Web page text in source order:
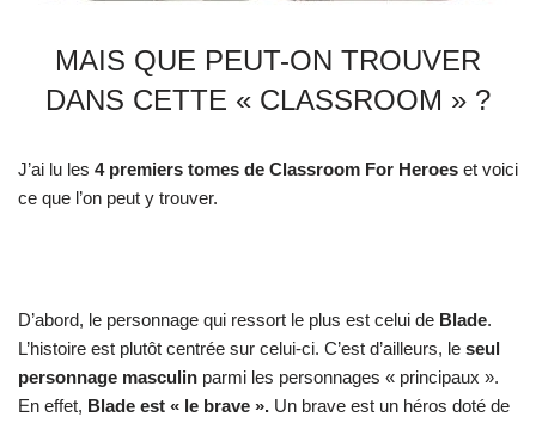
MAIS QUE PEUT-ON TROUVER
DANS CETTE « CLASSROOM » ?
J’ai lu les 4 premiers tomes de Classroom For Heroes et voici
ce que l’on peut y trouver.
D’abord, le personnage qui ressort le plus est celui de Blade.
L’histoire est plutôt centrée sur celui-ci. C’est d’ailleurs, le seul
personnage masculin parmi les personnages « principaux ».
En effet, Blade est « le brave ». Un brave est un héros doté de